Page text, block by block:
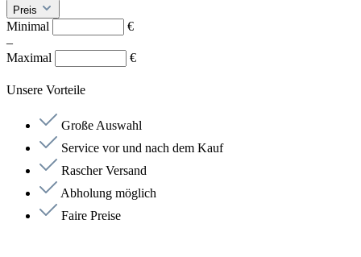
Preis
Minimal
€
–
Maximal
€
Unsere Vorteile
Große Auswahl
Service vor und nach dem Kauf
Rascher Versand
Abholung möglich
Faire Preise